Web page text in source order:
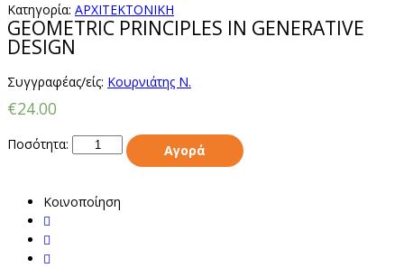
Κατηγορία: ΑΡΧΙΤΕΚΤΟΝΙΚΗ
GEOMETRIC PRINCIPLES IN GENERATIVE
DESIGN
Συγγραφέας/είς: Κουρνιάτης Ν.
€24.00
Ποσότητα: Αγορά
Κοινοποίηση